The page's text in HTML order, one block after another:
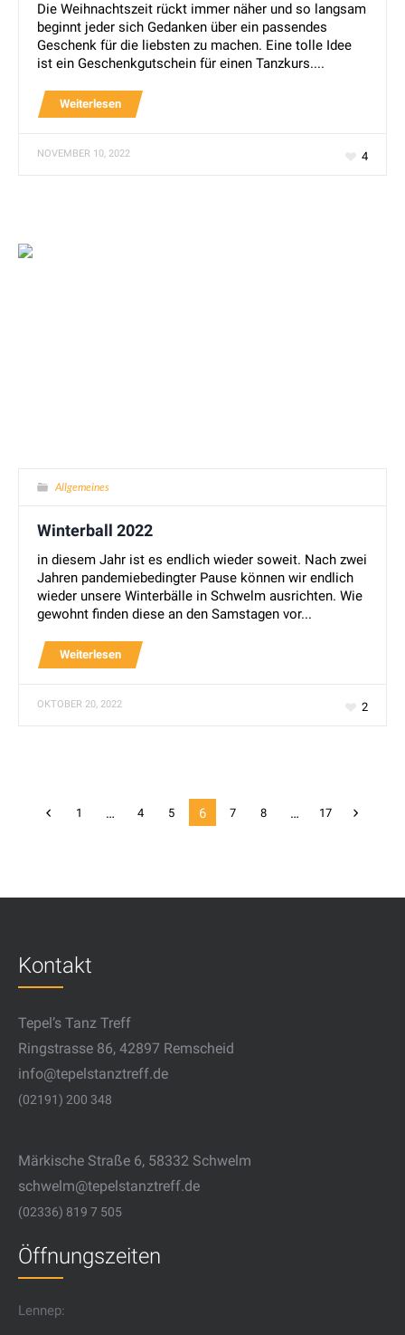
Die Weihnachtszeit rückt immer näher und so langsam
beginnt jeder sich Gedanken über ein passendes
Geschenk für die liebsten zu machen. Eine tolle Idee
ist ein Geschenkgutschein für einen Tanzkurs....
Weiterlesen
4
NOVEMBER 10, 2022
Allgemeines
Winterball 2022
in diesem Jahr ist es endlich wieder soweit. Nach zwei
Jahren pandemiebedingter Pause können wir endlich
wieder unsere Winterbälle in Schwelm ausrichten. Wie
gewohnt finden diese an den Samstagen vor...
Weiterlesen
2
OKTOBER 20, 2022
1 … 4 5 6 7 8 … 17
Kontakt
Tepel’s Tanz Treff
Ringstrasse 86, 42897 Remscheid
info@tepelstanztreff.de
(02191) 200 348
Märkische Straße 6, 58332 Schwelm
schwelm@tepelstanztreff.de
(02336) 819 7 505
Öffnungszeiten
Lennep: